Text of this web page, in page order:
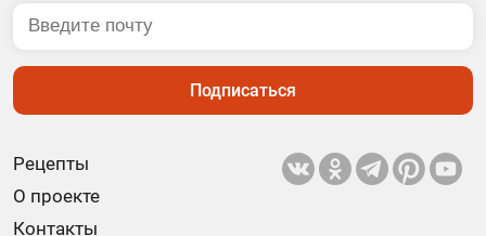
Рецепты
О проекте
Контакты
Подписаться